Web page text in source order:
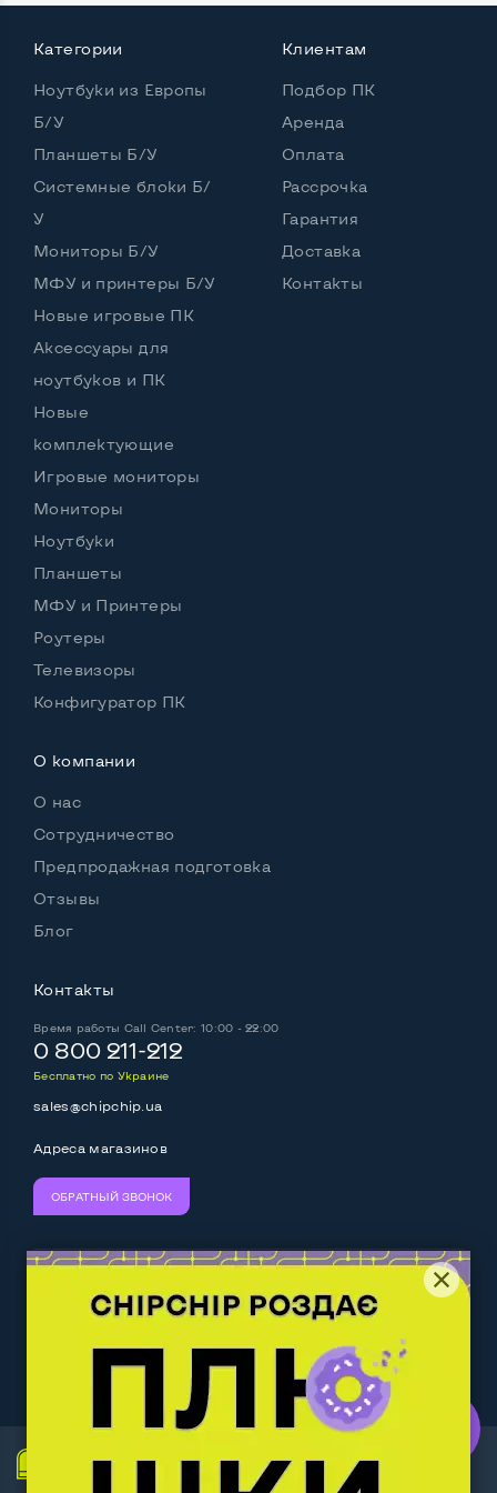
Встроенные динамикиДа
Комплектация: системный блок, кабель питания
Да
Категории
Ноутбуки из Европы
Б/У
Планшеты Б/У
Системные блоки Б/
У
Мониторы Б/У
МФУ и принтеры Б/У
Новые игровые ПК
Аксессуары для
ноутбуков и ПК
Новые
комплектующие
Игровые мониторы
Мониторы
Ноутбуки
Планшеты
МФУ и Принтеры
Роутеры
Телевизоры
Конфигуратор ПК
Клиентам
Подбор ПК
Аренда
Оплата
Рассрочка
Гарантия
Доставка
Контакты
О компании
О нас
Сотрудничество
Предпродажная подготовка
Отзывы
Блог
Контакты
Время работы Call Center: 10:00 - 22:00
0 800 211-212
Бесплатно по Украине
sales@chipchip.ua
Адреса магазинов
ОБРАТНЫЙ ЗВОНОК
Следите за нами:
Work.ua
— самий кльовий
наш партнер